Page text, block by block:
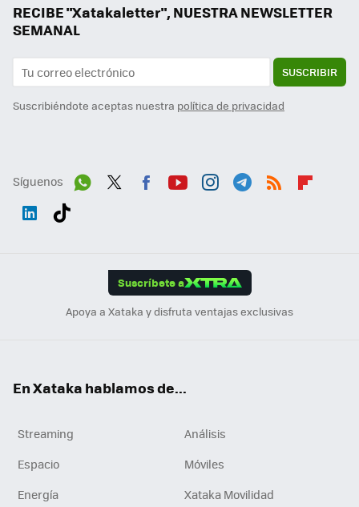
RECIBE "Xatakaletter", NUESTRA NEWSLETTER
SEMANAL
SUSCRIBIR
Suscribiéndote aceptas nuestra política de privacidad
Síguenos
Suscríbete a
Apoya a Xataka y disfruta ventajas exclusivas
En Xataka hablamos de...
Streaming
Análisis
Espacio
Móviles
Energía
Xataka Movilidad